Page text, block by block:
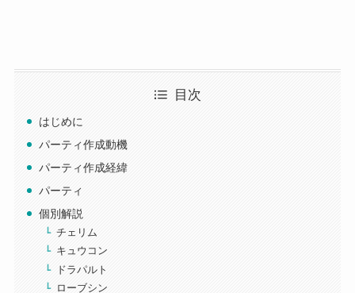
目次
はじめに
パーティ作成動機
パーティ作成経緯
パーティ
個別解説
チェリム
キュウコン
ドラパルト
ローブシン